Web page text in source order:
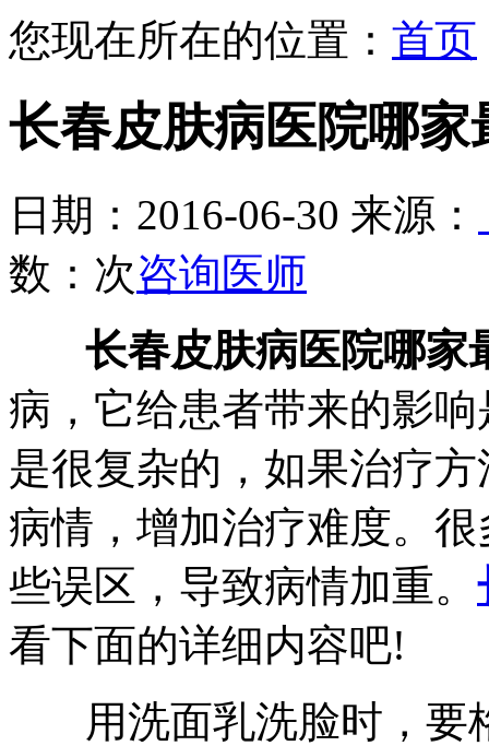
您现在所在的位置： 首页
长春皮肤病医院哪家
日期：2016-06-30 来源：
数： 次咨询医师
长春皮肤病医院哪家
病，它给患者带来的影
是很复杂的，如果治疗
病情，增加治疗难度。
些误区，导致病情加重。
看下面的详细内容吧!
用洗面乳洗脸时，要